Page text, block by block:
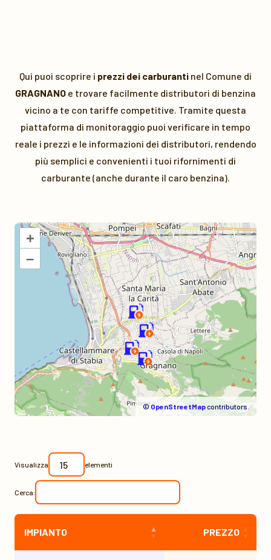
Qui puoi scoprire i prezzi dei carburanti nel Comune di
GRAGNANO e trovare facilmente distributori di benzina
vicino a te con tariffe competitive. Tramite questa
piattaforma di monitoraggio puoi verificare in tempo
reale i prezzi e le informazioni dei distributori, rendendo
più semplici e convenienti i tuoi rifornimenti di
carburante (anche durante il caro benzina).
+
–
©OpenStreetMapcontributors.
Visualizza elementi
Cerca:
IMPIANTO PREZZO